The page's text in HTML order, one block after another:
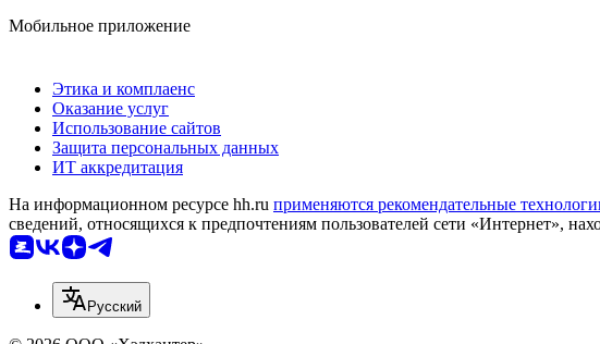
Мобильное приложение
Этика и комплаенс
Оказание услуг
Использование сайтов
Защита персональных данных
ИТ аккредитация
На информационном ресурсе hh.ru применяются рекомендательные
сведений, относящихся к предпочтениям пользователей сети «Интернет»,
Русский